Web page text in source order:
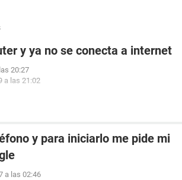
y ya no se conecta a internet
20:27
a las 21:02
y para iniciarlo me pide mi
a las 02:46